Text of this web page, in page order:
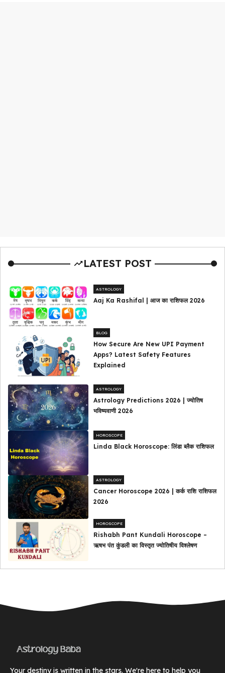
LATEST POST
ASTROLOGY
Aaj Ka Rashifal | आज का राशिफल 2026
BLOG
How Secure Are New UPI Payment
Apps? Latest Safety Features
Explained
ASTROLOGY
Astrology Predictions 2026 | ज्योतिष
भविष्यवाणी 2026
HOROSCOPE
Linda Black Horoscope: लिंडा ब्लैक राशिफल
ASTROLOGY
Cancer Horoscope 2026 | कर्क राशि राशिफल
2026
HOROSCOPE
Rishabh Pant Kundali Horoscope –
ऋषभ पंत कुंडली का विस्तृत ज्योतिषीय विश्लेषण
Your destiny is written in the stars. We're here to help you